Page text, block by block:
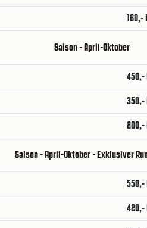
160,-
Saison - April-Oktober
450,-
350,-
200,-
Saison - April-Oktober - Exklusiver
550,-
420,-